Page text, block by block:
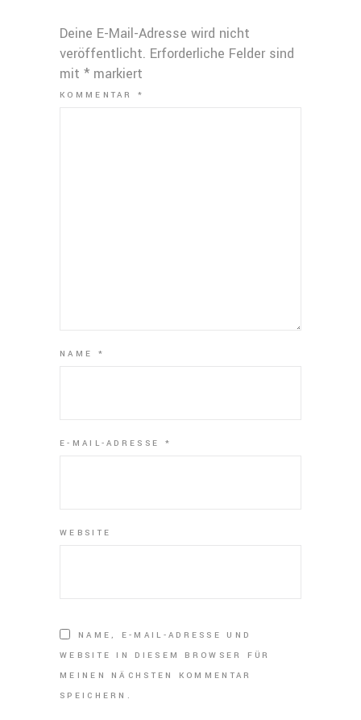
Deine E-Mail-Adresse wird nicht
veröffentlicht. Erforderliche Felder sind
mit * markiert
KOMMENTAR*
NAME *
E-MAIL-ADRESSE *
WEBSITE
NAME, E-MAIL-ADRESSE UND
WEBSITE IN DIESEM BROWSER FÜR
MEINEN NÄCHSTEN KOMMENTAR
SPEICHERN.